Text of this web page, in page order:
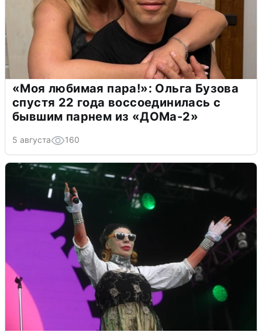
«Моя любимая пара!»: Ольга Бузова
спустя 22 года воссоединилась с
бывшим парнем из «ДОМа-2»
5 августа 160